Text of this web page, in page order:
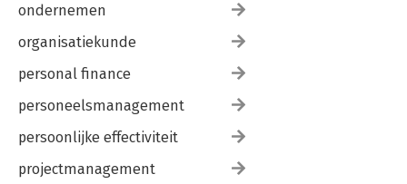
ondernemen
organisatiekunde
personal finance
personeelsmanagement
persoonlijke effectiviteit
projectmanagement